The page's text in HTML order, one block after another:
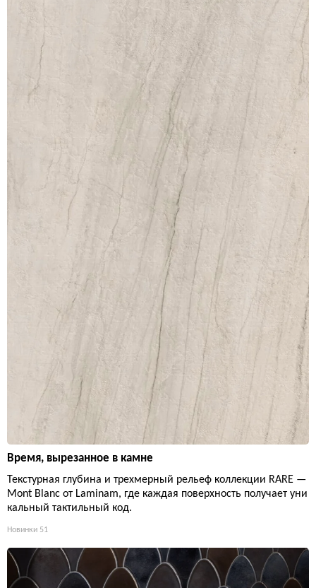
Время, вырезанное в камне
Текстурная глубина и трехмерный рельеф коллекции RARE —
Mont Blanc от Laminam, где каждая поверхность получает уни
кальный тактильный код.
Новинки 51